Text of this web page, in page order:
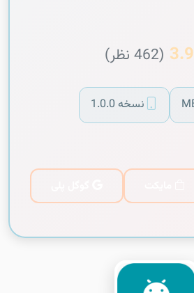
3.9 (462 نظر)
نسخه 1.0.0